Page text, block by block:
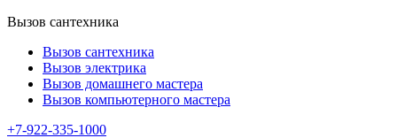
Вызов сантехника
Вызов сантехника
Вызов электрика
Вызов домашнего мастера
Вызов компьютерного мастера
+7-922-335-1000